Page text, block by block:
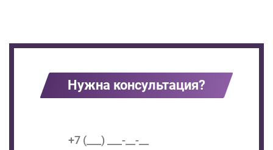
Нужна консультация?